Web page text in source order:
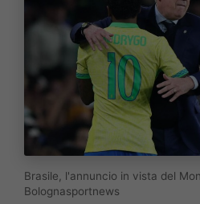
Brasile, l'annuncio in vista del
Bolognasportnews